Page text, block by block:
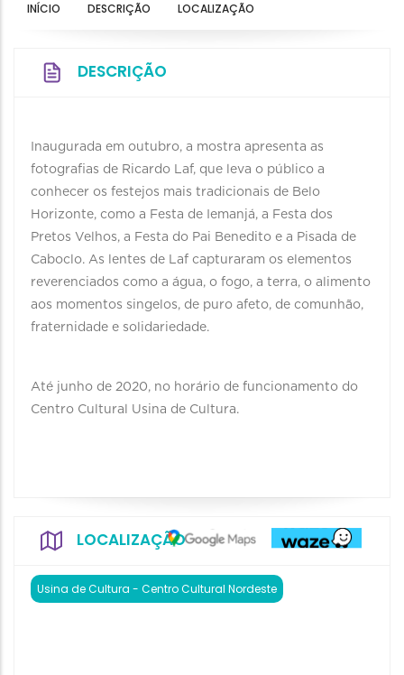
INÍCIO DESCRIÇÃO LOCALIZAÇÃO
DESCRIÇÃO
Inaugurada em outubro, a mostra apresenta as
fotografias de Ricardo Laf, que leva o público a
conhecer os festejos mais tradicionais de Belo
Horizonte, como a Festa de Iemanjá, a Festa dos
Pretos Velhos, a Festa do Pai Benedito e a Pisada de
Caboclo. As lentes de Laf capturaram os elementos
reverenciados como a água, o fogo, a terra, o alimento
aos momentos singelos, de puro afeto, de comunhão,
fraternidade e solidariedade.
Até junho de 2020, no horário de funcionamento do
Centro Cultural Usina de Cultura.
LOCALIZAÇÃO
Usina de Cultura - Centro Cultural Nordeste